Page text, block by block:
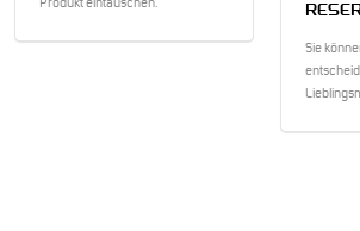
Produkt eintauschen.
Sie